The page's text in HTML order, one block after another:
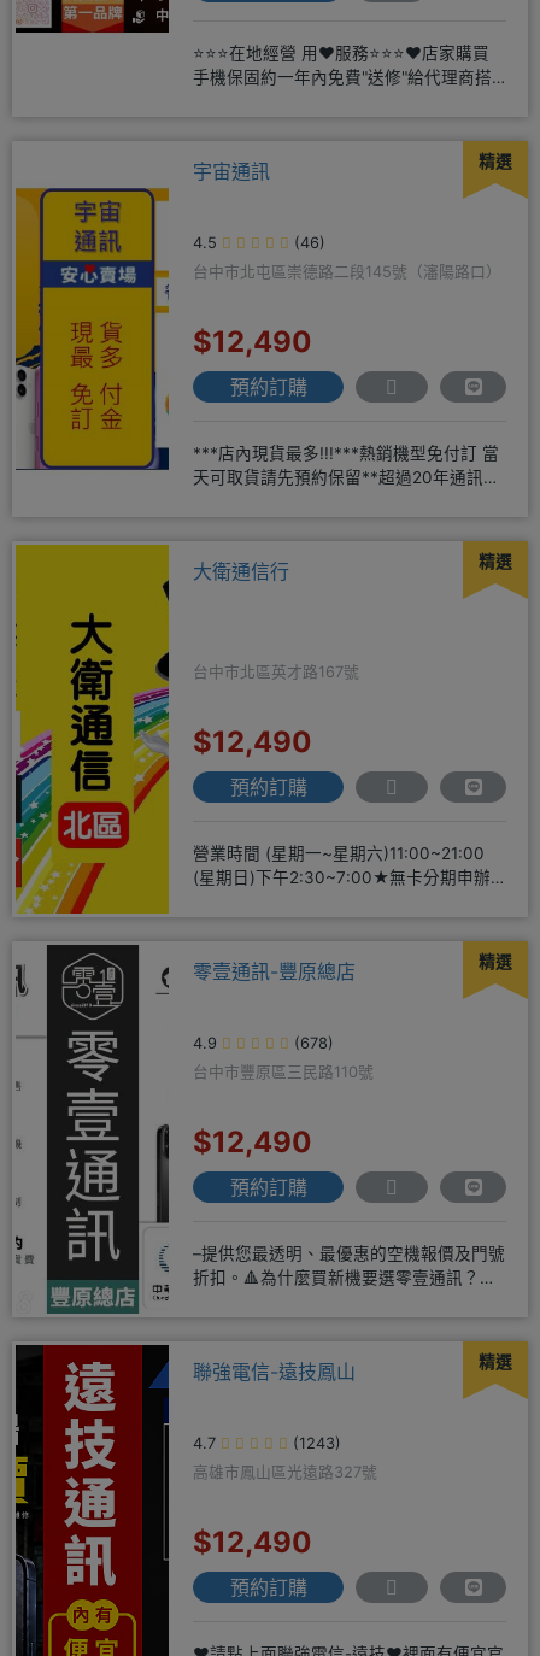
⭐⭐⭐在地經營 用❤️服務⭐⭐⭐❤️店家購買
手機保固約一年內免費"送修"給代理商搭
精選
宇宙通訊
4.5
(46)
台中市北屯區崇德路二段145號（瀋陽路口）
$12,490
預約訂購
***店內現貨最多!!!***熱銷機型免付訂 當
天可取貨請先預約保留**超過20年通訊經
精選
大衛通信行
台中市北區英才路167號
$12,490
預約訂購
營業時間 (星期一~星期六)11:00~21:00
(星期日)下午2:30~7:00★無卡分期申辦
精選
零壹通訊-豐原總店
4.9
(678)
台中市豐原區三民路110號
$12,490
預約訂購
–提供您最透明、最優惠的空機報價及門號
折扣。🔺為什麼買新機要選零壹通訊？
精選
聯強電信-遠技鳳山
4.7
(1243)
高雄市鳳山區光遠路327號
$12,490
預約訂購